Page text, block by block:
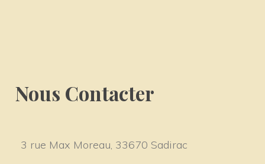
Nous Contacter
3 rue Max Moreau, 33670 Sadirac